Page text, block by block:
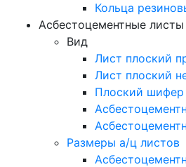
Кольца
Асбестоцементные листы
Вид
Лист плоский
Лист плоский
Плоский шифер
Размеры а/ц листов